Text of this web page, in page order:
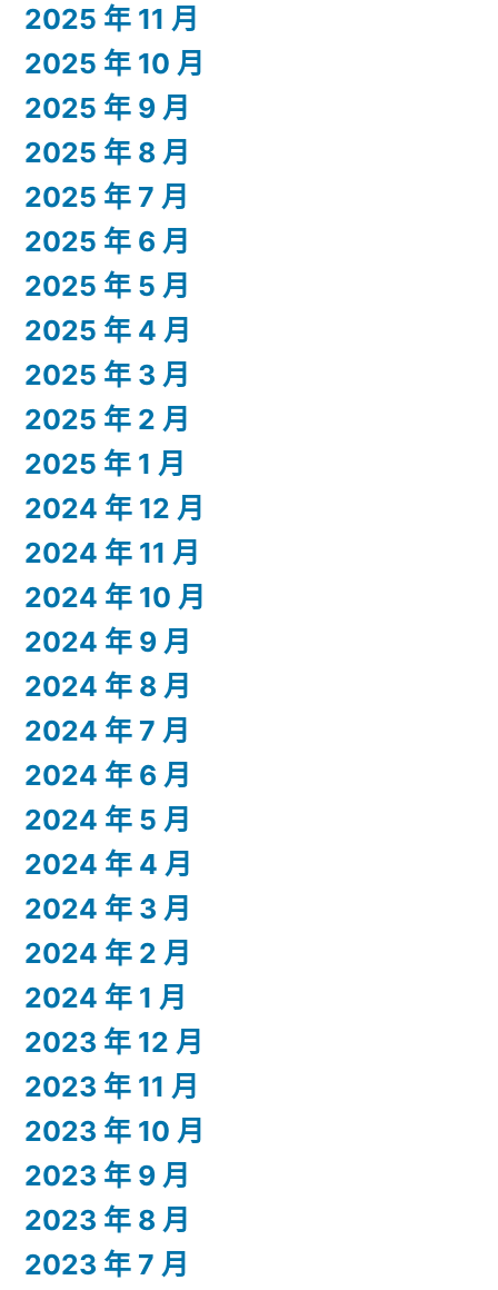
2025 年 11 月
2025 年 10 月
2025 年 9 月
2025 年 8 月
2025 年 7 月
2025 年 6 月
2025 年 5 月
2025 年 4 月
2025 年 3 月
2025 年 2 月
2025 年 1 月
2024 年 12 月
2024 年 11 月
2024 年 10 月
2024 年 9 月
2024 年 8 月
2024 年 7 月
2024 年 6 月
2024 年 5 月
2024 年 4 月
2024 年 3 月
2024 年 2 月
2024 年 1 月
2023 年 12 月
2023 年 11 月
2023 年 10 月
2023 年 9 月
2023 年 8 月
2023 年 7 月